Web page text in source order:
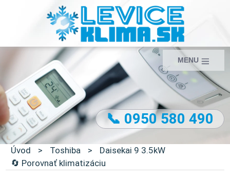
MENU
📞 0950 580 490
Úvod > Toshiba >
Daisekai 9 3.5kW
🔄 Porovnať klimatizáciu